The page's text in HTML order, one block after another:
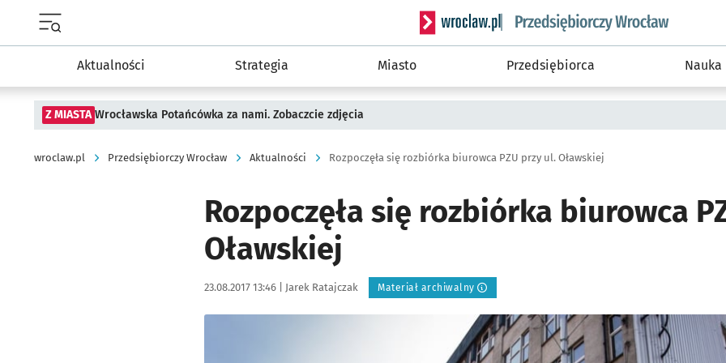
Serwis informacyjny wroclaw.pl podserwis:
Aktualności Strategia Miasto Przedsiębiorca Nauka
Z MIASTA Wrocławska Potańcówka za nami. Zobaczcie zdjęcia
wroclaw.pl Przedsiębiorczy Wrocław Aktualności Rozpoczęła się rozbiórka biurowca PZU przy ul. Oławskiej
Rozpoczęła się rozbiórka biurowca
Oławskiej
Data publikacji:
23.08.2017 13:46 | Autor:
Jarek Ratajczak Materiał archiwalny